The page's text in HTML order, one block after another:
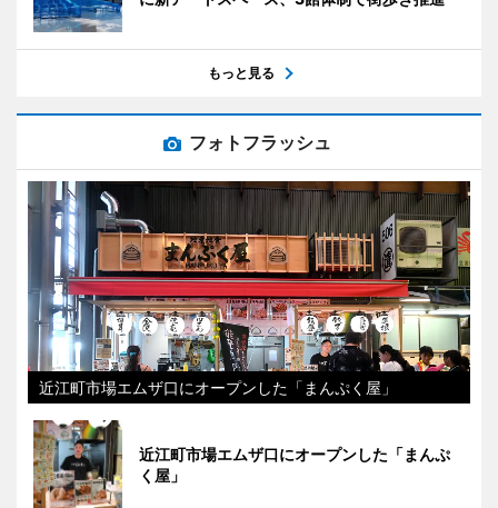
もっと見る
フォトフラッシュ
近江町市場エムザ口にオープンした「まんぷく屋」
近江町市場エムザ口にオープンした「まんぷ
く屋」